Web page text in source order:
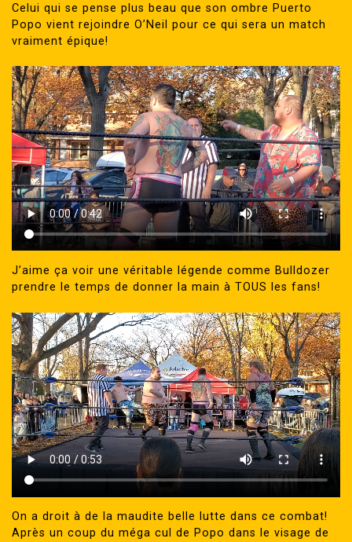
Celui qui se pense plus beau que son ombre Puerto
Popo vient rejoindre O’Neil pour ce qui sera un match
vraiment épique!
J’aime ça voir une véritable légende comme Bulldozer
prendre le temps de donner la main à TOUS les fans!
On a droit à de la maudite belle lutte dans ce combat!
Après un coup du méga cul de Popo dans le visage de